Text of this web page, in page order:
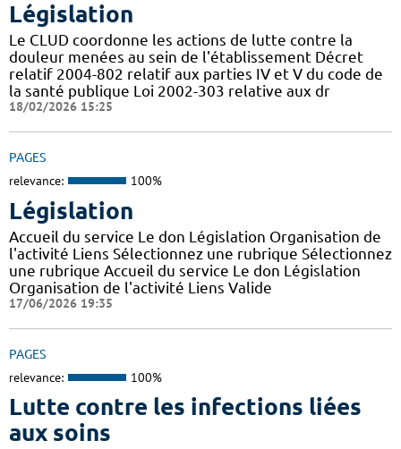
Législation
Le CLUD coordonne les actions de lutte contre la
douleur menées au sein de l'établissement Décret
relatif 2004-802 relatif aux parties IV et V du code de
la santé publique Loi 2002-303 relative aux dr
18/02/2026 15:25
PAGES
relevance: 100%
Législation
Accueil du service Le don Législation Organisation de
l'activité Liens Sélectionnez une rubrique Sélectionnez
une rubrique Accueil du service Le don Législation
Organisation de l'activité Liens Valide
17/06/2026 19:35
PAGES
relevance: 100%
Lutte contre les infections liées
aux soins